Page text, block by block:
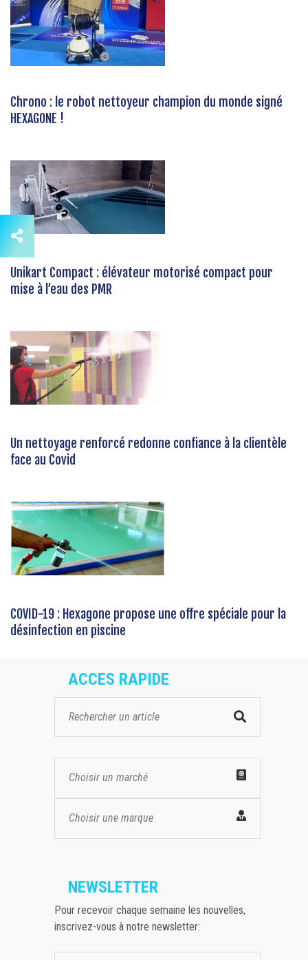
Chrono : le robot nettoyeur champion du monde signé
HEXAGONE !
Unikart Compact : élévateur motorisé compact pour
mise à l’eau des PMR
Un nettoyage renforcé redonne confiance à la clientèle
face au Covid
COVID-19 : Hexagone propose une offre spéciale pour la
désinfection en piscine
ACCES RAPIDE
Choisir un marché
Choisir une marque
NEWSLETTER
Pour recevoir chaque semaine les nouvelles,
inscrivez-vous à notre newsletter: